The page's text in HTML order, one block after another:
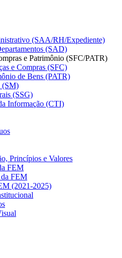
(SAA/RH/Expediente)
(SAD)
e Patrimônio (SFC/PATR)
e Compras (SFC)
de Bens (PATR)
(SM)
(SSG)
Informação (CTI)
Princípios e Valores
FEM
FEM
(2021-2025)